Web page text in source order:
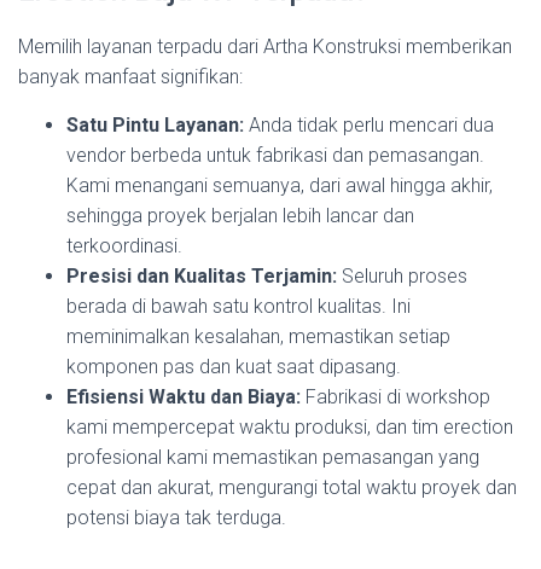
Memilih layanan terpadu dari Artha Konstruksi memberikan
banyak manfaat signifikan:
Satu Pintu Layanan: Anda tidak perlu mencari dua
vendor berbeda untuk fabrikasi dan pemasangan.
Kami menangani semuanya, dari awal hingga akhir,
sehingga proyek berjalan lebih lancar dan
terkoordinasi.
Presisi dan Kualitas Terjamin: Seluruh proses
berada di bawah satu kontrol kualitas. Ini
meminimalkan kesalahan, memastikan setiap
komponen pas dan kuat saat dipasang.
Efisiensi Waktu dan Biaya: Fabrikasi di workshop
kami mempercepat waktu produksi, dan tim erection
profesional kami memastikan pemasangan yang
cepat dan akurat, mengurangi total waktu proyek dan
potensi biaya tak terduga.